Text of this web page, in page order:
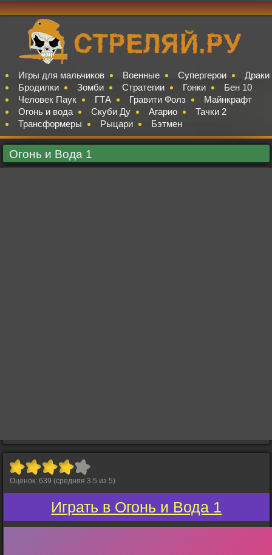
Игры для мальчиков Военные Супергерои
Драки
Бродилки
Зомби Стратегии Гонки
Бен 10
Человек Паук
ГТА Гравити Фолз
Майнкрафт
Огонь и вода
Скуби Ду Агарио
Тачки 2
Трансформеры
Рыцари Бэтмен
Огонь и Вода 1
Оценок: 639 (средняя 3.5 из 5)
Играть в Огонь и Вода 1